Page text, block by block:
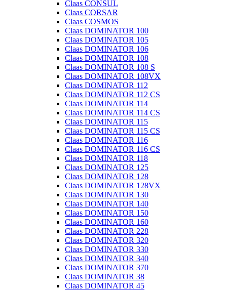
Claas CONSUL
Claas CORSAR
Claas COSMOS
Claas DOMINATOR 100
Claas DOMINATOR 105
Claas DOMINATOR 106
Claas DOMINATOR 108
Claas DOMINATOR 108 S
Claas DOMINATOR 108VX
Claas DOMINATOR 112
Claas DOMINATOR 112 CS
Claas DOMINATOR 114
Claas DOMINATOR 114 CS
Claas DOMINATOR 115
Claas DOMINATOR 115 CS
Claas DOMINATOR 116
Claas DOMINATOR 116 CS
Claas DOMINATOR 118
Claas DOMINATOR 125
Claas DOMINATOR 128
Claas DOMINATOR 128VX
Claas DOMINATOR 130
Claas DOMINATOR 140
Claas DOMINATOR 150
Claas DOMINATOR 160
Claas DOMINATOR 228
Claas DOMINATOR 320
Claas DOMINATOR 330
Claas DOMINATOR 340
Claas DOMINATOR 370
Claas DOMINATOR 38
Claas DOMINATOR 45